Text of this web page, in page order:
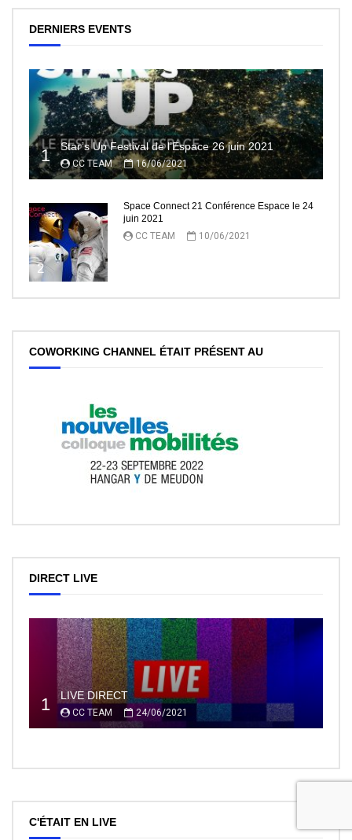
DERNIERS EVENTS
1 Star’s Up Festival de l’Espace 26 juin 2021
CC TEAM 16/06/2021
2
Space Connect 21 Conférence Espace le 24
juin 2021
CC TEAM
10/06/2021
COWORKING CHANNEL ÉTAIT PRÉSENT AU
DIRECT LIVE
1 LIVE DIRECT
CC TEAM 24/06/2021
C'ÉTAIT EN LIVE